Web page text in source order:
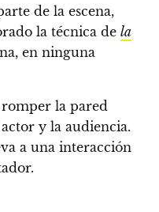
de la escena,
la técnica de la
en ninguna
la pared
y la audiencia.
a una interacción